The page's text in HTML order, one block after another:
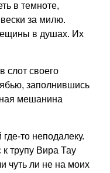
в темноте,
за милю.
в душах. Их
слот своего
заполнившись
мешанина
то неподалеку.
трупу Вира Тау
чуть ли не на моих